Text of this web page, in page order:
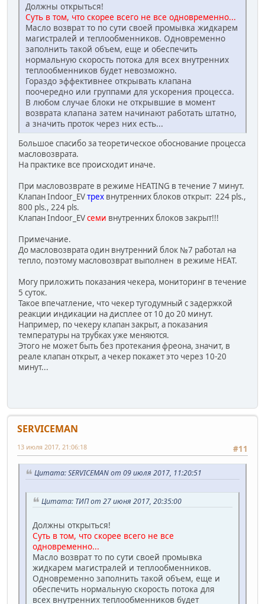
Должны открыться!
Суть в том, что скорее всего не все одновременно...
Масло возврат то по сути своей промывка жидкарем
магистралей и теплообменников. Одновременно
заполнить такой объем, еще и обеспечить
нормальную скорость потока для всех внутренних
теплообменников будет невозможно.
Гораздо эффективнее открывать клапана
поочередно или группами для ускорения процесса.
В любом случае блоки не открывшие в момент
возврата клапана затем начинают работать штатно,
а значить проток через них есть...
Большое спасибо за теоретическое обоснование процесса
масловозврата.
На практике все происходит иначе.
При масловозврате в режиме HEATING в течение 7 минут.
Клапан Indoor_EVтрех внутренних блоков открыт: 224 pls.,
800 pls., 224 pls.
Клапан Indoor_EVсеми внутренних блоков закрыт!!!
Примечание.
До масловозврата один внутренний блок №7 работал на
тепло, поэтому масловозврат выполнен в режиме HEAT.
Могу приложить показания чекера, мониторинг в течение
5 суток.
Такое впечатление, что чекер тугодумный с задержкой
реакции индикации на дисплее от 10 до 20 минут.
Например, по чекеру клапан закрыт, а показания
температуры на трубках уже меняются.
Этого не может быть без протекания фреона, значит, в
реале клапан открыт, а чекер покажет это через 10-20
минут...
SERVICEMAN
#11
13 июля 2017, 21:06:18
Цитата: SERVICEMAN от 09 июля 2017, 11:20:51
Цитата: ТИП от 27 июня 2017, 20:35:00
Должны открыться!
Суть в том, что скорее всего не все
одновременно...
Масло возврат то по сути своей промывка
жидкарем магистралей и теплообменников.
Одновременно заполнить такой объем, еще и
обеспечить нормальную скорость потока для
всех внутренних теплообменников будет